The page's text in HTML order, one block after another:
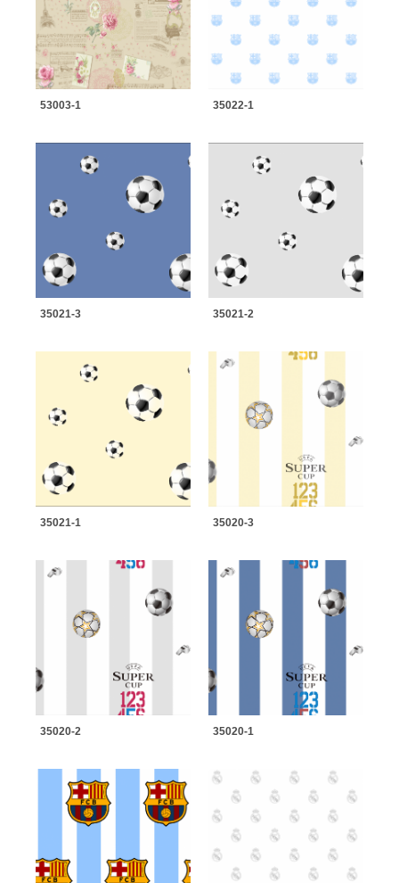
53003-1 35022-1
35021-3 35021-2
35021-1 35020-3
35020-2 35020-1